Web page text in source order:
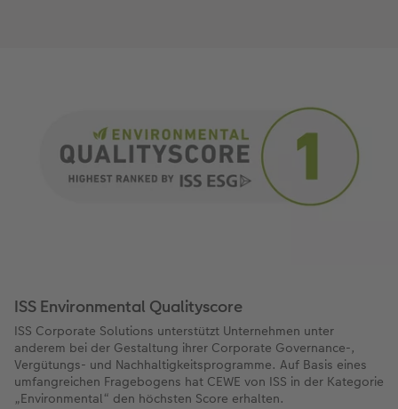
ISS Environmental Qualityscore
ISS Corporate Solutions unterstützt Unternehmen unter
anderem bei der Gestaltung ihrer Corporate Governance-,
Vergütungs- und Nachhaltigkeitsprogramme. Auf Basis eines
umfangreichen Fragebogens hat CEWE von ISS in der Kategorie
„Environmental“ den höchsten Score erhalten.